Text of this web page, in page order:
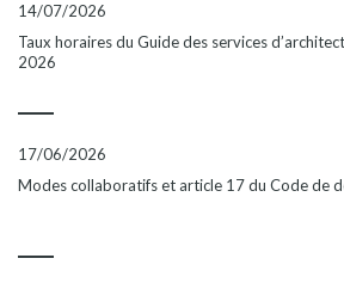
14/07/2026
Taux horaires du Guide des services
2026
17/06/2026
Modes collaboratifs et article 17 du Code de